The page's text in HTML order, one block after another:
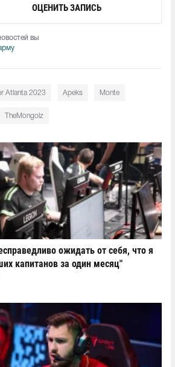
ОЦЕНИТЬ ЗАПИСЬ
вы
Atlanta 2023 Apeks Monte
TheMongolz
ожидать от себя, что я
капитанов за один месяц"